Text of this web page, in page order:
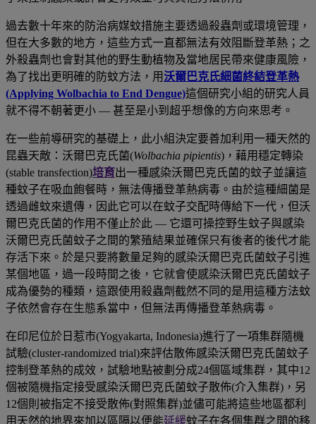
過去數十年來的防治病媒蚊措施主要透過殺蟲劑或環境管理，
但在大多數的地方，這些方式一直都無法有效阻斷登革熱；之
外殺蟲劑也會對其他的野生動植物及當地居民帶來健康風險，
為了找出更明確的防蚊方法，用沃爾巴克氏細菌終結登革熱
(Applying Wolbachia to End Dengue)這個研究小組的研究人員
就不得不朝著更小 — 甚至是小到超乎想像的方向來思考。
在一些前導研究的基礎上 ， 此小組決定要善加利用一種天然的
昆蟲天敵 ： 沃爾巴克氏菌(Wolbachia pipientis) ，藉用穩定轉染
(stable transfection)培育出一種感染沃爾巴克氏菌的蚊子並讓這
種蚊子在吸血飽餐時，無法傳播登革熱病毒。由於這種細菌是
透過雌蚊來遺傳，因此它可以在蚊子交配時傳給下一代，但沃
爾巴克氏菌的作用不僅止於此 — 它還可操控野生蚊子與感染
沃爾巴克氏菌蚊子之間的繁殖結果並確保只有後者的後代才能
存活下來 。於是只要將數量足夠的感染沃爾巴克氏菌蚊子引進
某個地區 ，過一段時間之後，它就會使感染沃爾巴克氏菌蚊子
成為優勢的種類 ，這跟使用殺蟲劑截然不同的是用這種方法蚊
子依然會存在生態系當中，但無法再傳播登革熱病毒。
在印尼位於日惹市(Yogyakarta, Indonesia)進行了一項集群隨機
試驗(cluster-randomized trial)來評估散佈感染沃爾巴克氏菌蚊子
控制登革熱的成效 ，試驗地點被劃分成24個區域集群 ， 其中12
個被隨機指定接受感染沃爾巴克氏菌蚊子散佈(介入集群) ，另
12個則被指定不接受散佈(對照集群)並儘可能將這些地區都利
用天然的地界來加以區隔以便能延緩蚊子在各個集群之間的移